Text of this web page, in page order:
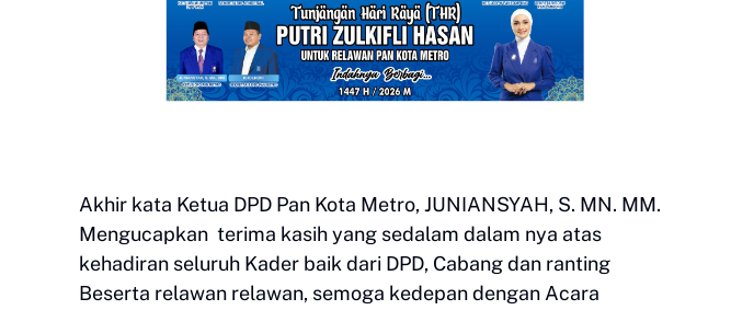
Akhir kata Ketua DPD Pan Kota Metro, JUNIANSYAH, S. MN. MM.
Mengucapkan terima kasih yang sedalam dalam nya atas
kehadiran seluruh Kader baik dari DPD, Cabang dan ranting
Beserta relawan relawan, semoga kedepan dengan Acara